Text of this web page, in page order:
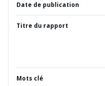
Date de publication
Titre du rapport
Mots clé